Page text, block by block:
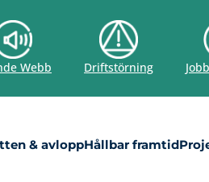
Webb Driftstörning
& avloppHållbar framtid